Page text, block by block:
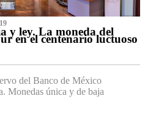
y ley. La moneda del
en el centenario luctuoso
del Banco de México
Monedas única y de baja